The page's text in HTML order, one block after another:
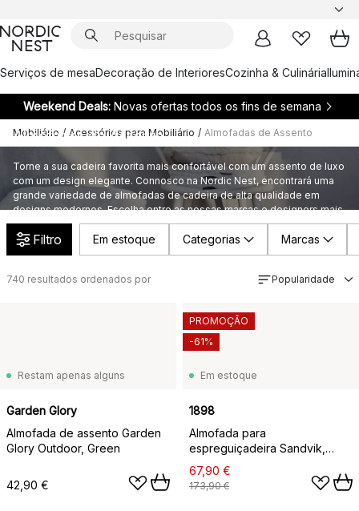
Serviços de mesaDecoração de InterioresCozinha & Culinária
Weekend Deals: Novas ofertas todos os fins de semana
Mobiliário / Acessórios para Mobiliário / Almofadas de Assento
Almofadas de Assento
Torne a sua cadeira favorita mais confortável com um assento de luxo
com um design elegante. Connosco na Nordic Nest, encontrará uma
grande variedade de almofadas de cadeira de alta qualidade em
designs modernos. Escolha entre as nossas marcas e designers mais
populares para encontrar a almofada perfeita para si.
Filtro Em estoque Categorias Marcas
740 resultados ordenados por Popularidade
Restam apenas alguns
Garden Glory
Almofada de assento Garden
Glory Outdoor, Green
42,90 €
Em estoque
1898
Almofada para
espreguiçadeira Sandvik,
Cinzento oscuro
67,90 €
173,90 €
PROMOÇÃO
-61%